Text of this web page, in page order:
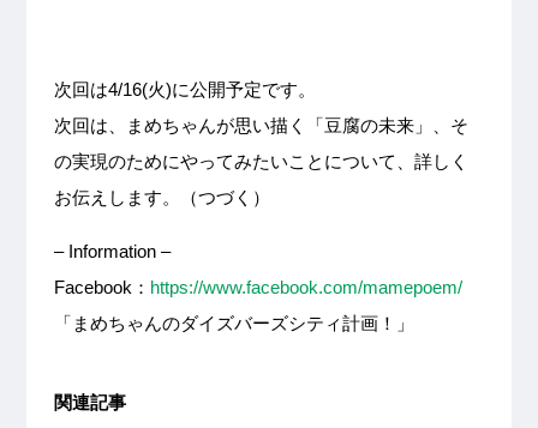
次回は4/16(火)に公開予定です。
次回は、まめちゃんが思い描く「豆腐の未来」、そ
の実現のためにやってみたいことについて、詳しく
お伝えします。（つづく）
– Information –
Facebook： https://www.facebook.com/mamepoem/
「まめちゃんのダイズバーズシティ計画！」
関連記事